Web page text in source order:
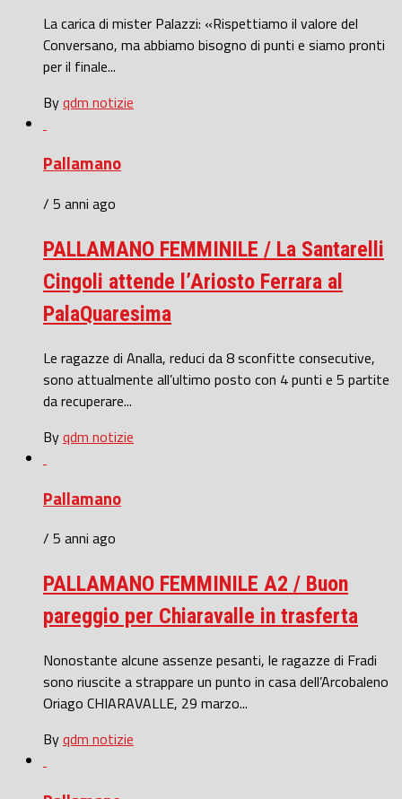
La carica di mister Palazzi: «Rispettiamo il valore del
Conversano, ma abbiamo bisogno di punti e siamo pronti
per il finale...
Byqdm notizie
Pallamano
/ 5 anni ago
PALLAMANO FEMMINILE / La Santarelli
Cingoli attende l’Ariosto Ferrara al
PalaQuaresima
Le ragazze di Analla, reduci da 8 sconfitte consecutive,
sono attualmente all’ultimo posto con 4 punti e 5 partite
da recuperare...
Byqdm notizie
Pallamano
/ 5 anni ago
PALLAMANO FEMMINILE A2 / Buon
pareggio per Chiaravalle in trasferta
Nonostante alcune assenze pesanti, le ragazze di Fradi
sono riuscite a strappare un punto in casa dell’Arcobaleno
Oriago CHIARAVALLE, 29 marzo...
Byqdm notizie